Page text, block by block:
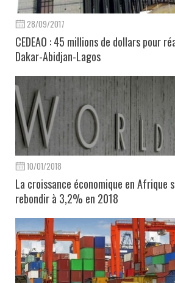
28/09/2017
CEDEAO : 45 millions de dollars pour
Dakar-Abidjan-Lagos
10/01/2018
La croissance économique en Afrique
rebondir à 3,2% en 2018